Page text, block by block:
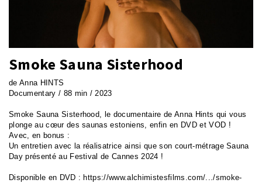
Smoke Sauna Sisterhood
de Anna HINTS
Documentary / 88 min / 2023
Smoke Sauna Sisterhood, le documentaire de Anna Hints qui vous
plonge au cœur des saunas estoniens, enfin en DVD et VOD !
Avec, en bonus :
Un entretien avec la réalisatrice ainsi que son court-métrage Sauna
Day présenté au Festival de Cannes 2024 !
Disponible en DVD : https://www.alchimistesfilms.com/.../smoke-